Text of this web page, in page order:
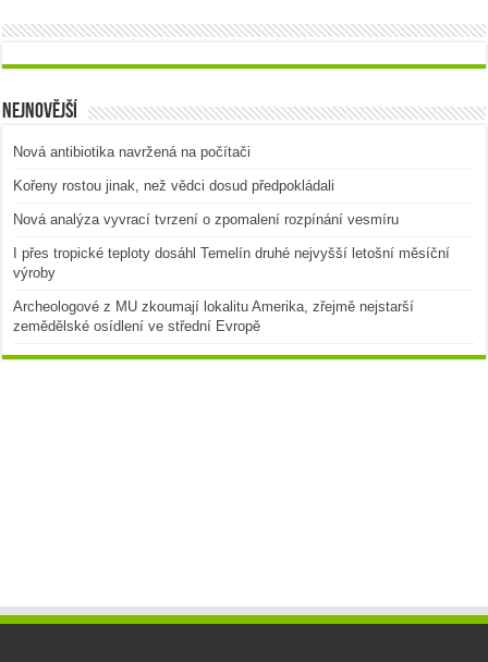
Nejnovější
Nová antibiotika navržená na počítači
Kořeny rostou jinak, než vědci dosud předpokládali
Nová analýza vyvrací tvrzení o zpomalení rozpínání vesmíru
I přes tropické teploty dosáhl Temelín druhé nejvyšší letošní měsíční
výroby
Archeologové z MU zkoumají lokalitu Amerika, zřejmě nejstarší
zemědělské osídlení ve střední Evropě